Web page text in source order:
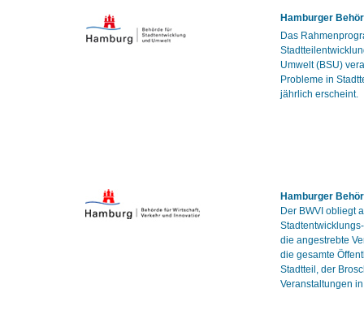
Hamburger
Das
Umwelt (BSU)
Probleme in
jährlich erscheint.
Hamburger
Der BWVI obliegt
die angestrebte
die gesamte
Stadtteil, der
Veranstaltungen